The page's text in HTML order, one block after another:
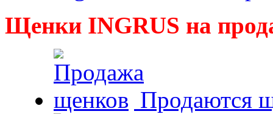
Щенки INGRUS на
Продаются